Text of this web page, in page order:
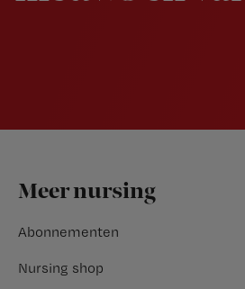
Footer
Meer nursing
Abonnementen
Nursing shop